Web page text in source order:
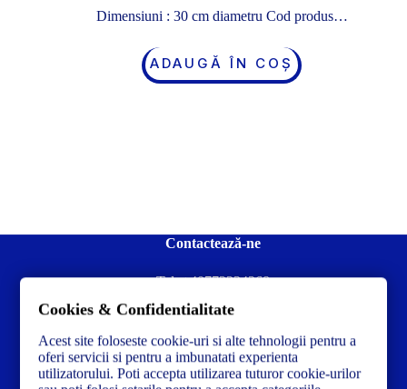
Dimensiuni : 30 cm diametru Cod produs…
ADAUGĂ ÎN COȘ
Contactează-ne
Tel:+40772234268
Ai nevoie de ajutor sau ai întrebări?
Contacteză-ne la:✉️contact@concrete-forma.com
Str. Dacia Nr 12 Ineu, Arad 315300 Romania
Cookies & Confidentialitate
Acest site foloseste cookie-uri si alte tehnologii pentru a
oferi servicii si pentru a imbunatati experienta
utilizatorului. Poti accepta utilizarea tuturor cookie-urilor